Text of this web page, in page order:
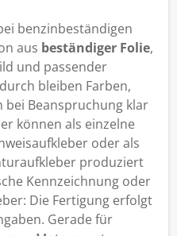
benzinbeständigen
aus beständiger Folie,
und passender
bleiben Farben,
bei Beanspruchung klar
können als einzelne
oder als
produziert
Kennzeichnung oder
Die Fertigung erfolgt
Gerade für